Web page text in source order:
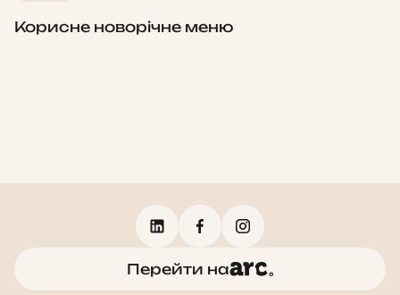
Корисне новорічне меню
Перейти на